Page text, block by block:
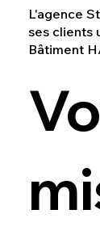
L'agence
ses clients
Bâtiment